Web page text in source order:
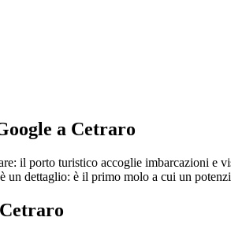
a Cetraro
il porto turistico accoglie imbarcazioni e
un dettaglio: è il primo molo a cui un